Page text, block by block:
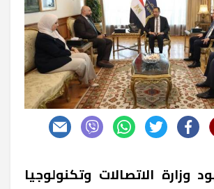
وزارة الاتصالات وتكنولوجيا